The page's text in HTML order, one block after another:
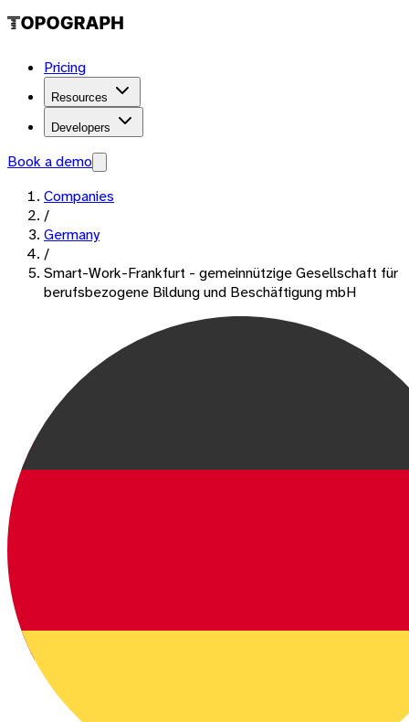
Pricing
Resources
Developers
Book a demo
Companies
/
Germany
/
Smart-Work-Frankfurt - gemeinnützige Gesellschaft für
berufsbezogene Bildung und Beschäftigung mbH